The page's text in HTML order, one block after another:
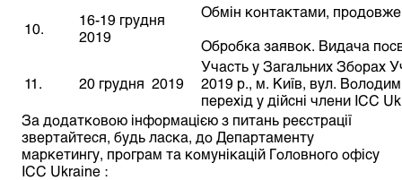
10.
16-19 грудня
2019
Обмін контактами,
Обробка заявок. Видача
11. 20 грудня 2019
Участь у Загальних Зборах
2019 р., м. Київ, вул.
перехід у дійсні члени ICC
За додатковою інформацією з питань реєстрації
звертайтеся, будь ласка, до Департаменту
маркетингу, програм та комунікацій Головного офісу
ICC Ukraine :